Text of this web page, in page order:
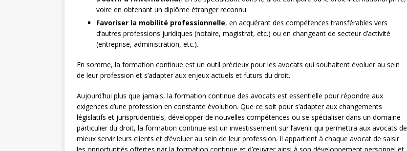
voire en obtenant un diplôme étranger reconnu.
Favoriser la mobilité professionnelle, en acquérant des compétences transférables vers
d’autres professions juridiques (notaire, magistrat, etc.) ou en changeant de secteur d’activité
(entreprise, administration, etc.).
En somme, la formation continue est un outil précieux pour les avocats qui souhaitent évoluer au sein
de leur profession et s’adapter aux enjeux actuels et futurs du droit.
Aujourd’hui plus que jamais, la formation continue des avocats est essentielle pour répondre aux
exigences d’une profession en constante évolution. Que ce soit pour s’adapter aux changements
législatifs et jurisprudentiels, développer de nouvelles compétences ou se spécialiser dans un domaine
particulier du droit, la formation continue est un investissement sur l’avenir qui permettra aux avocats de
mieux servir leurs clients et d’évoluer au sein de leur profession. Il appartient à chaque avocat de saisir